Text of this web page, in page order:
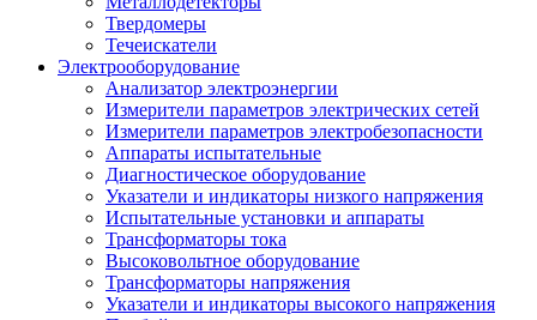
Твердомеры
Течеискатели
Электрооборудование
Анализатор электроэнергии
Измерители параметров электрических сетей
Измерители параметров электробезопасности
Аппараты испытательные
Диагностическое оборудование
Указатели и индикаторы низкого напряжения
Испытательные установки и аппараты
Трансформаторы тока
Высоковольтное оборудование
Трансформаторы напряжения
Указатели и индикаторы высокого напряжения